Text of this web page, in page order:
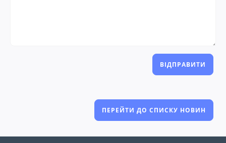
ВІДПРАВИТИ
ПЕРЕЙТИ ДО СПИСКУ НОВИН